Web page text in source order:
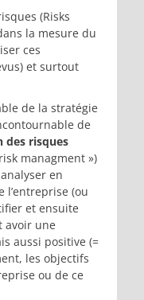
(Risks
la mesure du
ces
et surtout
de la stratégie
de
des risques
managment »)
en
l’entreprise (ou
et ensuite
avoir une
aussi positive (=
les objectifs
ou de ce